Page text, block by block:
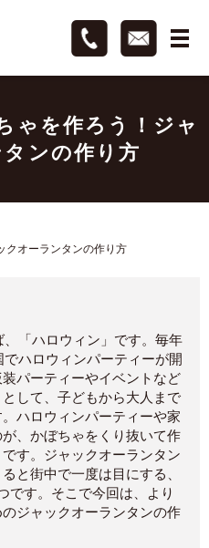
ゃを作ろう！ジャ
ンの作り方
クオーランタンの作り方
「ハロウィン」です。毎年
ハロウィンパーティーが開
パーティーやイベントなど
して、子どもから大人まで
ハロウィンパーティーや家
、かぼちゃをくり抜いて作
す。ジャックオーランタン
と街中で一度は目にする、
です。そこで今回は、より
ジャックオーランタンの作